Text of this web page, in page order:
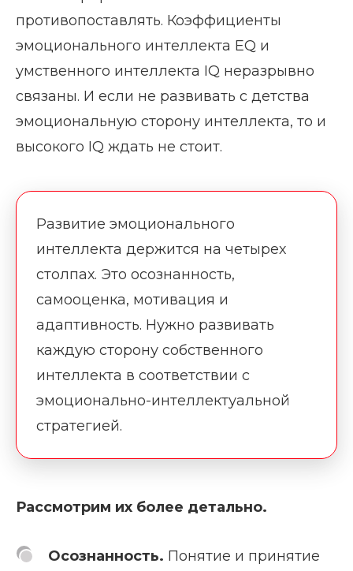
противопоставлять. Коэффициенты
эмоционального интеллекта EQ и
умственного интеллекта IQ неразрывно
связаны. И если не развивать с детства
эмоциональную сторону интеллекта, то и
высокого IQ ждать не стоит.
Развитие эмоционального
интеллекта держится на четырех
столпах. Это осознанность,
самооценка, мотивация и
адаптивность. Нужно развивать
каждую сторону собственного
интеллекта в соответствии с
эмоционально-интеллектуальной
стратегией.
Рассмотрим их более детально.
Осознанность. Понятие и принятие